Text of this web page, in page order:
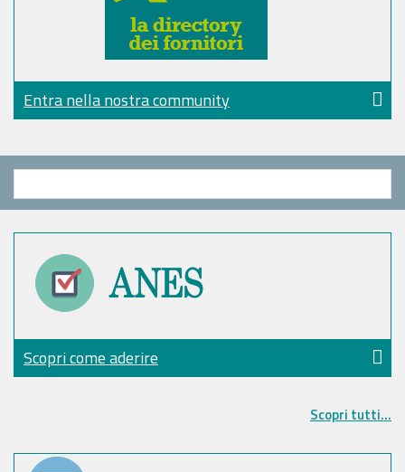
Entra nella nostra community
Scopri come aderire
Scopri tutti...